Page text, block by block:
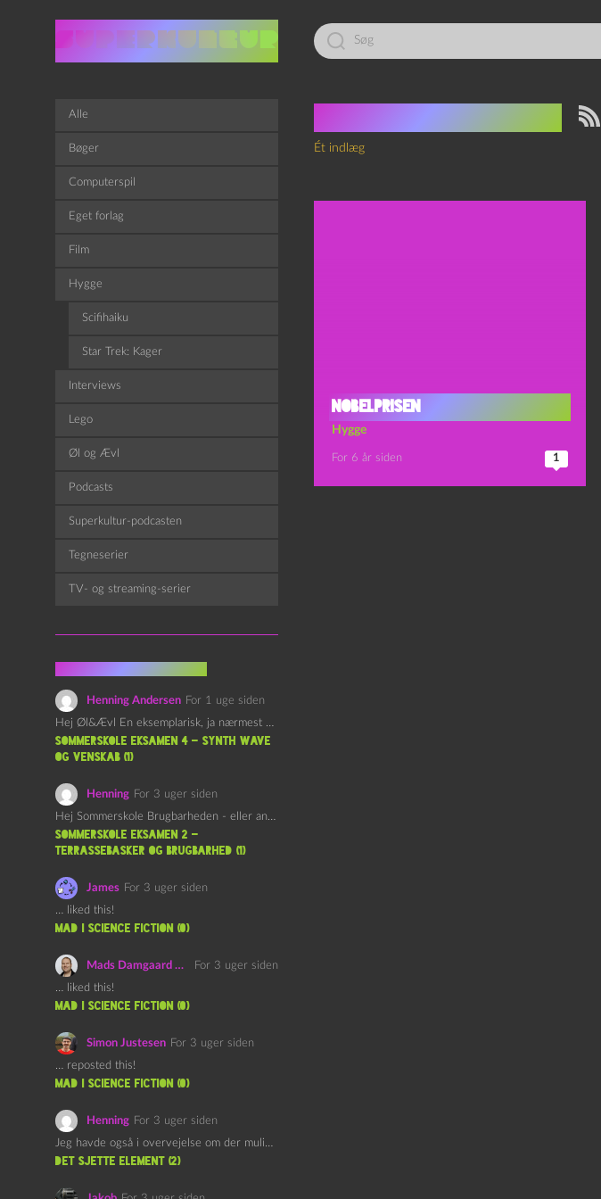
Led
efter:
Ét indlæg
Nobelprisen
Hygge
For 6 år siden 1
Alle
Bøger
Computerspil
Eget forlag
Film
Hygge
Scifihaiku
Star Trek: Kager
Interviews
Lego
Øl og Ævl
Podcasts
Superkultur-podcasten
Tegneserier
TV- og streaming-serier
Henning Andersen For 1 uge siden
Hej Øl&Ævl En eksemplarisk, ja nærmest yndefuld, afslutning på SOMMERSKOLEN.…
Sommerskole Eksamen 4 – Synth Wave
og Venskab (1)
Henning For 3 uger siden
Hej Sommerskole Brugbarheden - eller anvendeligheden - af "Øl&Ævl" er…
Sommerskole Eksamen 2 –
Terrassebasker og Brugbarhed (1)
James For 3 uger siden
… liked this!
mad i science fiction (0)
Mads Damgaard Mortensen (Å)
For 3 uger siden
… liked this!
mad i science fiction (0)
Simon Justesen For 3 uger siden
… reposted this!
mad i science fiction (0)
Henning For 3 uger siden
Jeg havde også i overvejelse om der muligvis kunne være…
det sjette element (2)